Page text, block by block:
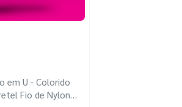
em U - Colorido
Fio de Nylon